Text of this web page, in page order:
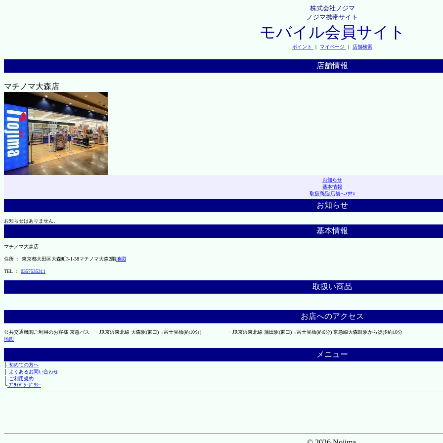
株式会社ノジマ
ノジマ携帯サイト
モバイル会員サイト
ポイント ｜ マイページ ｜ 店舗検索
店舗情報
マチノマ大森店
お知らせ
基本情報
取扱商品|店舗へｱｸｾｽ
お知らせ
お知らせはありません。
基本情報
マチノマ大森店
住所 ： 東京都大田区大森町3-1-38マチノマ大森2階地図
TEL ： 0357535311
取扱い商品
お店へのアクセス
公共交通機関ご利用のお客様 京急バス ・JR京浜東北線 大森駅(東口)→富士見橋(約10分) ・JR京浜東北線 蒲田駅(東口)→富士見橋(約6分) 京急線大森町駅から徒歩約10分
地図
メニュー
├初めての方へ
├ よくあるお問い合わせ
├ご利用規約
└ﾌﾟﾗｲﾊﾞｼｰﾎﾟﾘｼｰ